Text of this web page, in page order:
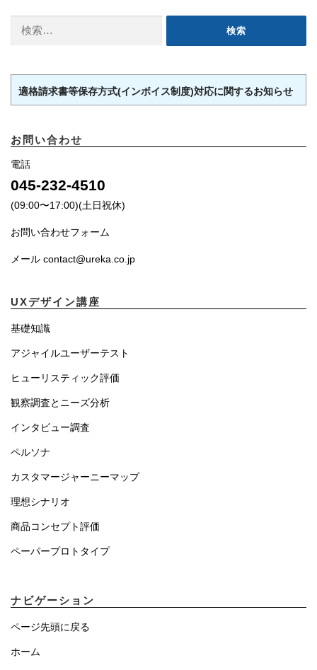
適格請求書等保存方式(インボイス制度)対応に関するお知らせ
お問い合わせ
電話
045-232-4510
(09:00〜17:00)(土日祝休)
お問い合わせフォーム
メール contact@ureka.co.jp
UXデザイン講座
基礎知識
アジャイルユーザーテスト
ヒューリスティック評価
観察調査とニーズ分析
インタビュー調査
ペルソナ
カスタマージャーニーマップ
理想シナリオ
商品コンセプト評価
ペーパープロトタイプ
ナビゲーション
ページ先頭に戻る
ホーム